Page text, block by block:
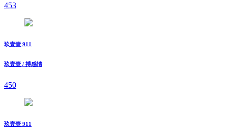
453
玖壹壹 911
玖壹壹 / 搏感情
450
玖壹壹 911